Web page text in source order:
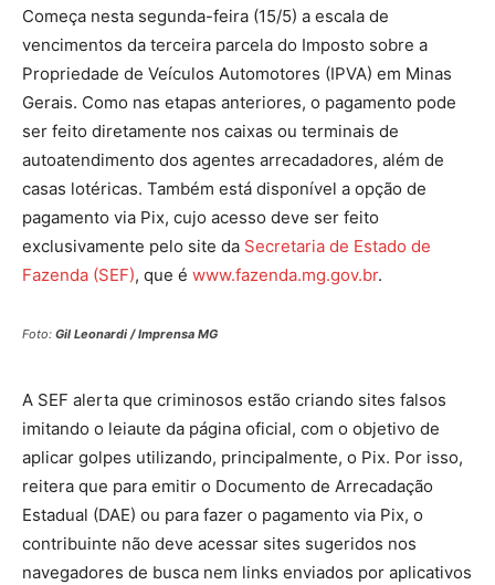
Começa nesta segunda-feira (15/5) a escala de
vencimentos da terceira parcela do Imposto sobre a
Propriedade de Veículos Automotores (IPVA) em Minas
Gerais. Como nas etapas anteriores, o pagamento pode
ser feito diretamente nos caixas ou terminais de
autoatendimento dos agentes arrecadadores, além de
casas lotéricas. Também está disponível a opção de
pagamento via Pix, cujo acesso deve ser feito
exclusivamente pelo site da Secretaria de Estado de
Fazenda (SEF), que é www.fazenda.mg.gov.br.
Foto: Gil Leonardi / Imprensa MG
A SEF alerta que criminosos estão criando sites falsos
imitando o leiaute da página oficial, com o objetivo de
aplicar golpes utilizando, principalmente, o Pix. Por isso,
reitera que para emitir o Documento de Arrecadação
Estadual (DAE) ou para fazer o pagamento via Pix, o
contribuinte não deve acessar sites sugeridos nos
navegadores de busca nem links enviados por aplicativos